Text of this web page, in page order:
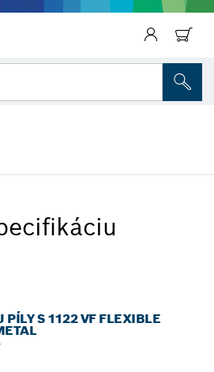
PÍLY S 1122 VF FLEXIBLE
S 1122 VF Flexible for